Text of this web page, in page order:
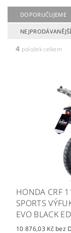
DOPORUČUJEME
NEJPRODÁVANĚJŠÍ
4 položek celkem
HONDA CRF
SPORTS
EVO BLACK
10 876,03